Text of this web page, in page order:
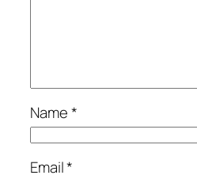
Name*
Email*